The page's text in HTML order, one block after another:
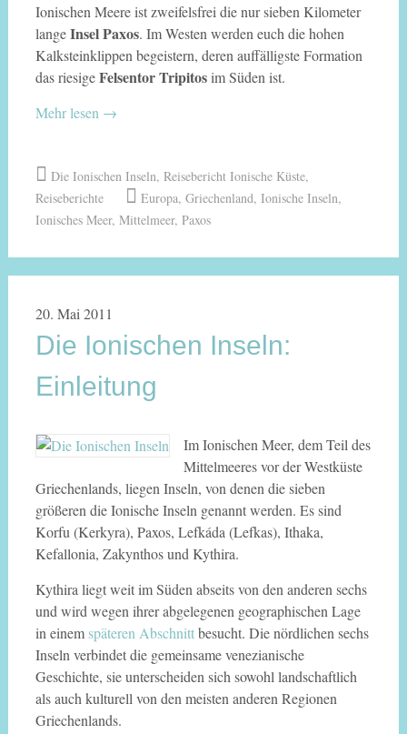
Ionischen Meere ist zweifelsfrei die nur sieben Kilometer
langeInsel Paxos. Im Westen werden euch die hohen
Kalksteinklippen begeistern, deren auffälligste Formation
das riesigeFelsentor Tripitosim Süden ist.
Mehr lesen →
Die Ionischen Inseln, Reisebericht Ionische Küste,
Reiseberichte
Europa, Griechenland, Ionische Inseln,
Ionisches Meer, Mittelmeer, Paxos
20. Mai 2011
Die Ionischen Inseln:
Einleitung
Im Ionischen Meer, dem Teil des
Mittelmeeres vor der Westküste
Griechenlands, liegen Inseln, von denen die sieben
größeren die Ionische Inseln genannt werden. Es sind
Korfu (Kerkyra), Paxos, Lefkáda (Lefkas), Ithaka,
Kefallonia, Zakynthos und Kythira.
Kythira liegt weit im Süden abseits von den anderen sechs
und wird wegen ihrer abgelegenen geographischen Lage
in einem späteren Abschnittbesucht. Die nördlichen sechs
Inseln verbindet die gemeinsame venezianische
Geschichte, sie unterscheiden sich sowohl landschaftlich
als auch kulturell von den meisten anderen Regionen
Griechenlands.